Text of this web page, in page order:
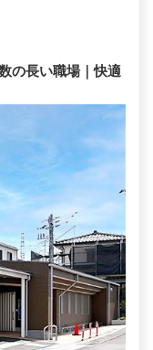
の長い職場｜快適